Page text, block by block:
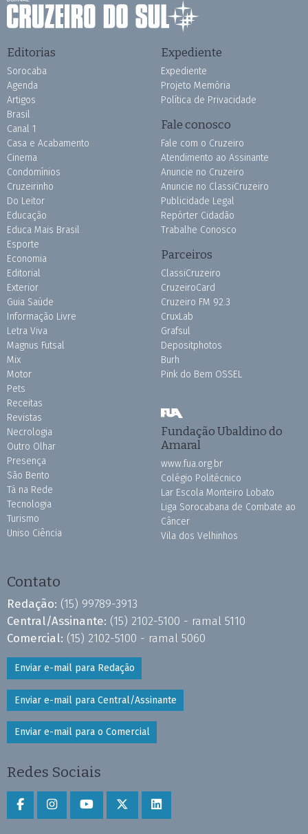
Editorias
Sorocaba
Agenda
Artigos
Brasil
Canal 1
Casa e Acabamento
Cinema
Condomínios
Cruzeirinho
Do Leitor
Educação
Educa Mais Brasil
Esporte
Economia
Editorial
Exterior
Guia Saúde
Informação Livre
Letra Viva
Magnus Futsal
Mix
Motor
Pets
Receitas
Revistas
Necrologia
Outro Olhar
Presença
São Bento
Tá na Rede
Tecnologia
Turismo
Uniso Ciência
Expediente
Expediente
Projeto Memória
Política de Privacidade
Fale conosco
Fale com o Cruzeiro
Atendimento ao Assinante
Anuncie no Cruzeiro
Anuncie no ClassiCruzeiro
Publicidade Legal
Repórter Cidadão
Trabalhe Conosco
Parceiros
ClassiCruzeiro
CruzeiroCard
Cruzeiro FM 92.3
CruxLab
Grafsul
Depositphotos
Burh
Pink do Bem OSSEL
Fundação Ubaldino do
Amaral
www.fua.org.br
Colégio Politécnico
Lar Escola Monteiro Lobato
Liga Sorocabana de Combate ao
Câncer
Vila dos Velhinhos
Contato
Redação: (15) 99789-3913
Central/Assinante: (15) 2102-5100 - ramal 5110
Comercial: (15) 2102-5100 - ramal 5060
Enviar e-mail para Redação
Enviar e-mail para Central/Assinante
Enviar e-mail para o Comercial
Redes Sociais